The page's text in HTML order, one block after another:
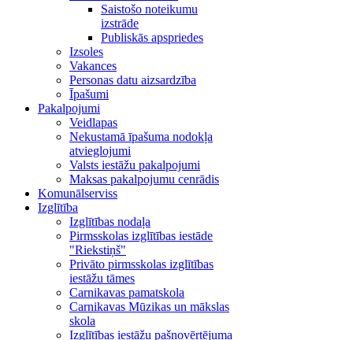
Saistošo noteikumu
izstrāde
Publiskās apspriedes
Izsoles
Vakances
Personas datu aizsardzība
Īpašumi
Pakalpojumi
Veidlapas
Nekustamā īpašuma nodokļa
atvieglojumi
Valsts iestāžu pakalpojumi
Maksas pakalpojumu cenrādis
Komunālserviss
Izglītība
Izglītības nodaļa
Pirmsskolas izglītības iestāde
"Riekstiņš"
Privāto pirmsskolas izglītības
iestāžu tāmes
Carnikavas pamatskola
Carnikavas Mūzikas un mākslas
skola
Izglītības iestāžu pašnovērtējuma